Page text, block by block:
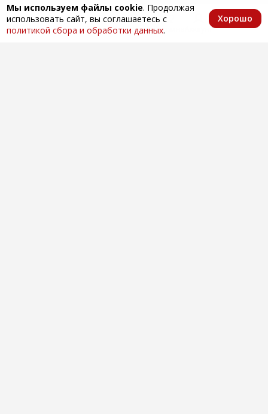
Мы используем файлы cookie. Продолжая
использовать сайт, вы соглашаетесь с
политикой сбора и обработки данных.
Хорошо
Главная КаталогИзбранноеКорзина Аккаунт